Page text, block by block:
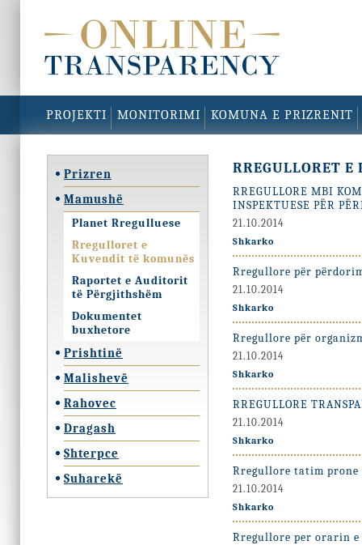
PROJEKTI MONITORIMI KOMUNA E PRIZRENIT
Prizren
Mamushë
Planet Rregulluese
Rregulloret e
Kuvendit të komunës
Raportet e Auditorit
të Përgjithshëm
Dokumentet
buxhetore
Prishtinë
Malishevë
Rahovec
Dragash
Shterpce
Suharekë
RREGULLORET E
RREGULLORE MBI
INSPEKTUESE PËR
21.10.2014
Shkarko
Rregullore për
21.10.2014
Shkarko
Rregullore për
21.10.2014
Shkarko
RREGULLORE
21.10.2014
Shkarko
Rregullore tatim prone
21.10.2014
Shkarko
Rregullore per orarin e